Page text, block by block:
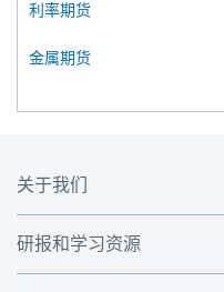
利率期货
金属期货
关于我们
研报和学习资源